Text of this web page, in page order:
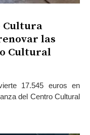
Cultura
las
Cultural
17.545 euros en
del Centro Cultural